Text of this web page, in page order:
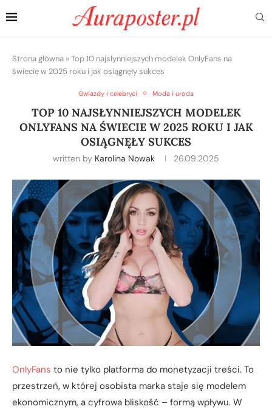
Strona główna » Top 10 najsłynniejszych modelek OnlyFans na
świecie w 2025 roku i jak osiągnęły sukces
Gwiazdy i celebryci Moda i uroda
TOP 10 NAJSŁYNNIEJSZYCH MODELEK
ONLYFANS NA ŚWIECIE W 2025 ROKU I JAK
OSIĄGNĘŁY SUKCES
written by Karolina Nowak 26.09.2025
OnlyFans to nie tylko platforma do monetyzacji treści. To
przestrzeń, w której osobista marka staje się modelem
ekonomicznym, a cyfrowa bliskość – formą wpływu. W